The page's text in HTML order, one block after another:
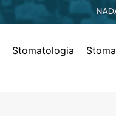
Stomatologia